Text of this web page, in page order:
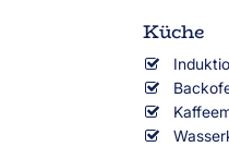
Küche